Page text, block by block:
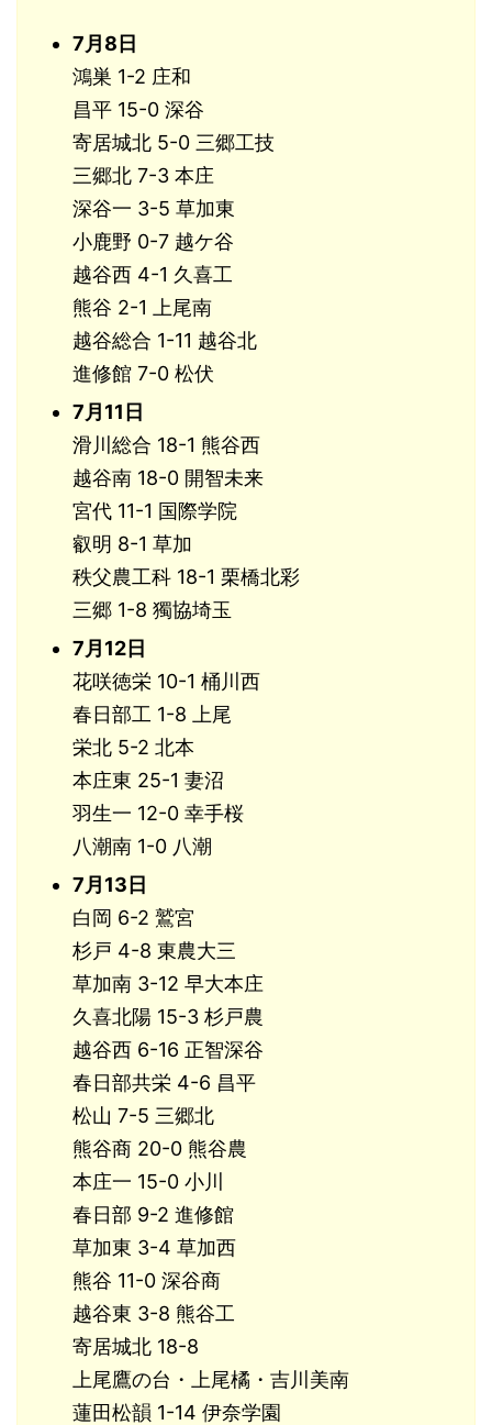
7月8日
鴻巣 1-2 庄和
昌平 15-0 深谷
寄居城北 5-0 三郷工技
三郷北 7-3 本庄
深谷一 3-5 草加東
小鹿野 0-7 越ケ谷
越谷西 4-1 久喜工
熊谷 2-1 上尾南
越谷総合 1-11 越谷北
進修館 7-0 松伏
7月11日
滑川総合 18-1 熊谷西
越谷南 18-0 開智未来
宮代 11-1 国際学院
叡明 8-1 草加
秩父農工科 18-1 栗橋北彩
三郷 1-8 獨協埼玉
7月12日
花咲徳栄 10-1 桶川西
春日部工 1-8 上尾
栄北 5-2 北本
本庄東 25-1 妻沼
羽生一 12-0 幸手桜
八潮南 1-0 八潮
7月13日
白岡 6-2 鷲宮
杉戸 4-8 東農大三
草加南 3-12 早大本庄
久喜北陽 15-3 杉戸農
越谷西 6-16 正智深谷
春日部共栄 4-6 昌平
松山 7-5 三郷北
熊谷商 20-0 熊谷農
本庄一 15-0 小川
春日部 9-2 進修館
草加東 3-4 草加西
熊谷 11-0 深谷商
越谷東 3-8 熊谷工
寄居城北 18-8
上尾鷹の台・上尾橘・吉川美南
蓮田松韻 1-14 伊奈学園